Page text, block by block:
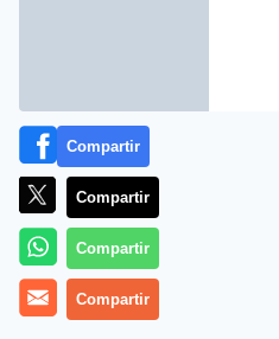
Más información
Compartir
Compartir
Compartir
Compartir